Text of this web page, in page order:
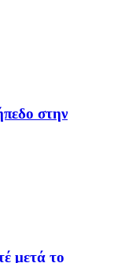
στην
μετά το